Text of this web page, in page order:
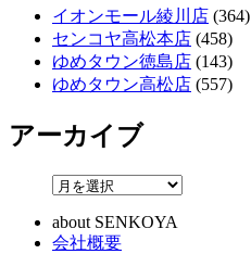
イオンモール綾川店 (364)
センコヤ高松本店 (458)
ゆめタウン徳島店 (143)
ゆめタウン高松店 (557)
アーカイブ
about SENKOYA
会社概要